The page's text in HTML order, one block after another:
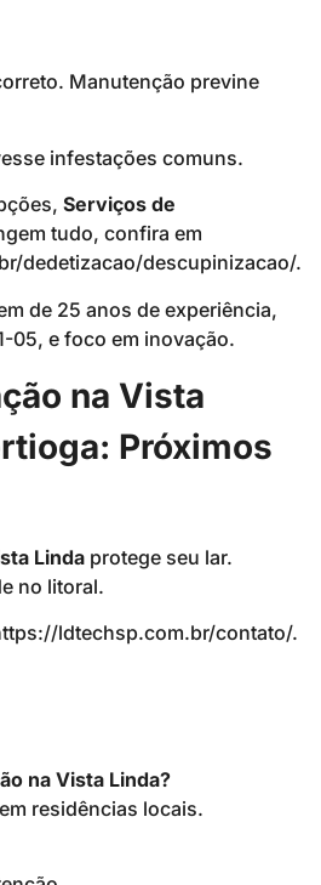
Manutenção previne
infestações comuns.
Serviços de
tudo, confira em
dedetizacao/descupinizacao/.
de 25 anos de experiência,
05, e foco em inovação.
na Vista
Próximos
Linda protege seu lar.
no litoral.
ldtechsp.com.br/contato/.
na Vista Linda?
residências locais.